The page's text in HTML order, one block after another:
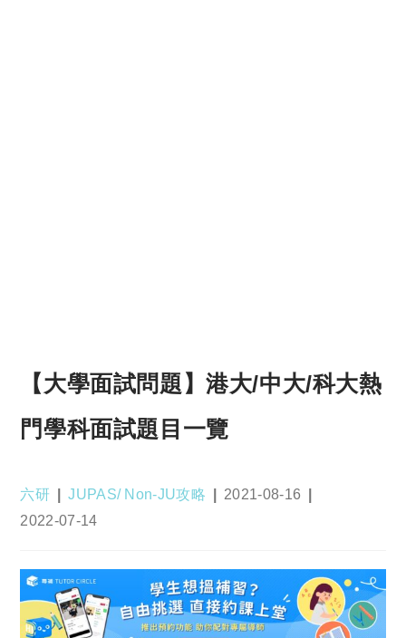
【大學面試問題】港大/中大/科大熱
門學科面試題目一覽
Post
author:
六研
Post
category:
JUPAS/ Non-JU攻略
Post
2021-08-16
Post
2022-07-14